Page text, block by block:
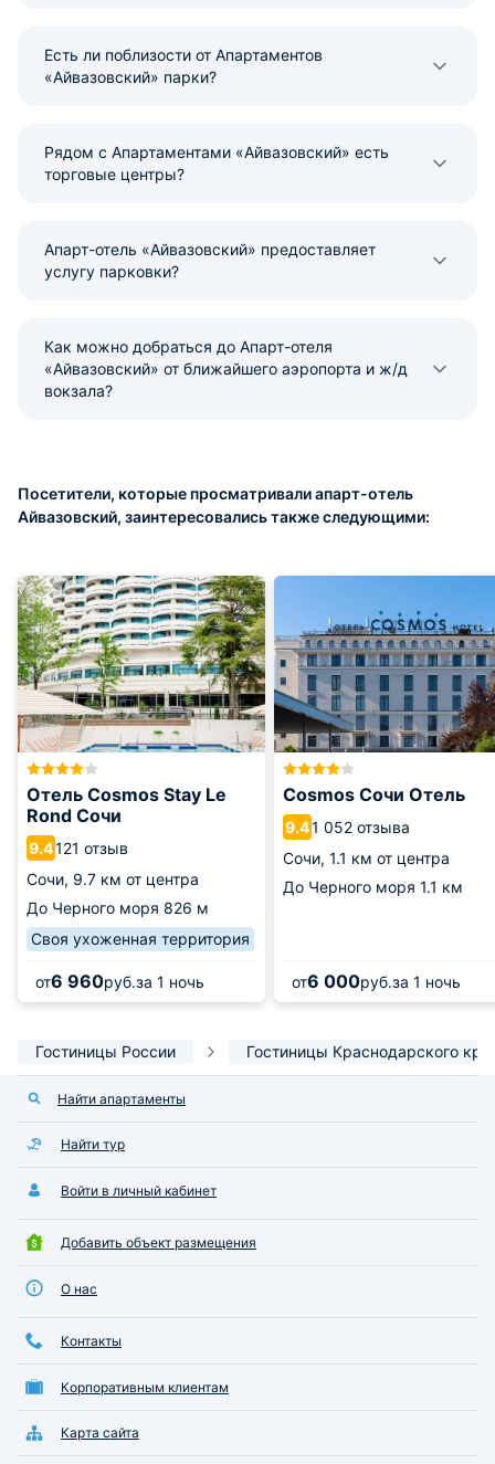
Есть ли поблизости от Апартаментов
«Айвазовский» парки?
Рядом с Апартаментами «Айвазовский» есть
торговые центры?
Апарт-отель «Айвазовский» предоставляет
услугу парковки?
Как можно добраться до Апарт-отеля
«Айвазовский» от ближайшего аэропорта и ж/д
вокзала?
Посетители, которые просматривали апарт-отель
Айвазовский, заинтересовались также следующими:
Отель Cosmos Stay Le
Rond Сочи
9.4121 отзыв
Сочи, 9.7 км от центра
До Черного моря 826 м
Своя ухоженная территория
от6 960руб.за 1 ночь
Cosmos Сочи Отель
9.41 052 отзыва
Сочи, 1.1 км от центра
До Черного моря 1.1 км
от6 000руб.за 1 ночь
Гостиницы России Гостиницы Краснодарского
Найти апартаменты
Найти тур
Войти в личный кабинет
Добавить объект размещения
О нас
Контакты
Корпоративным клиентам
Карта сайта